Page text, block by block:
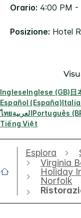
Orario: 4:00 PM -
Posizione: Hotel
IngleseInglese (GB)日
Español (España)
ไทยالعربيةPortuguês
Tiếng Việt
Esplora
Virginia
Holiday
Norfolk